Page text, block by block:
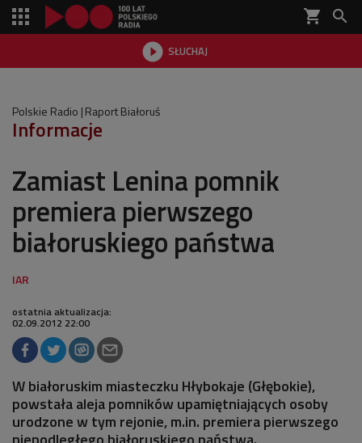
shopping_cart 
 SŁUCHAJ

Polskie Radio Raport Białoruś
Informacje
Zamiast Lenina pomnik
premiera pierwszego
białoruskiego państwa
ostatnia aktualizacja:
02.09.2012 22:00
W białoruskim miasteczku Hłybokaje (Głębokie),
powstała aleja pomników upamiętniających osoby
urodzone w tym rejonie, m.in. premiera pierwszego